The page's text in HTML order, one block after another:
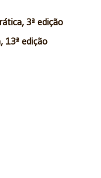
3ª edição
13ª edição